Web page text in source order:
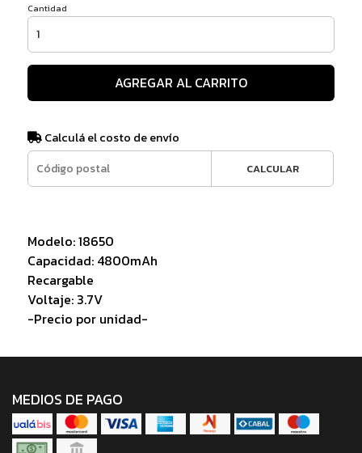
Cantidad
AGREGAR AL CARRITO
Calculá el costo de envío
CALCULAR
Modelo: 18650
Capacidad: 4800mAh
Recargable
Voltaje: 3.7V
-Precio por unidad-
MEDIOS DE PAGO